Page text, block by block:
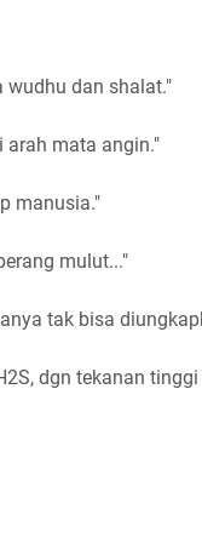
wudhu dan shalat."
arah mata angin."
manusia."
mulut..."
tak bisa
dgn tekanan